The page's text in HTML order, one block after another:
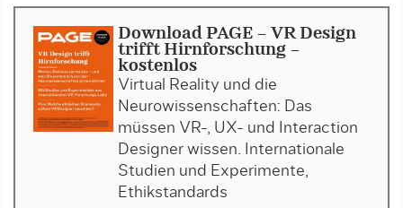
Download PAGE - VR Design
trifft Hirnforschung -
kostenlos
Virtual Reality und die
Neurowissenschaften: Das
müssen VR-, UX- und Interaction
Designer wissen. Internationale
Studien und Experimente,
Ethikstandards